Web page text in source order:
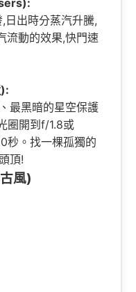
出時分蒸汽升騰,
流動的效果,快門速
最黑暗的星空保護
圈開到f/1.8或
。找一棵孤獨的
頂!
風)